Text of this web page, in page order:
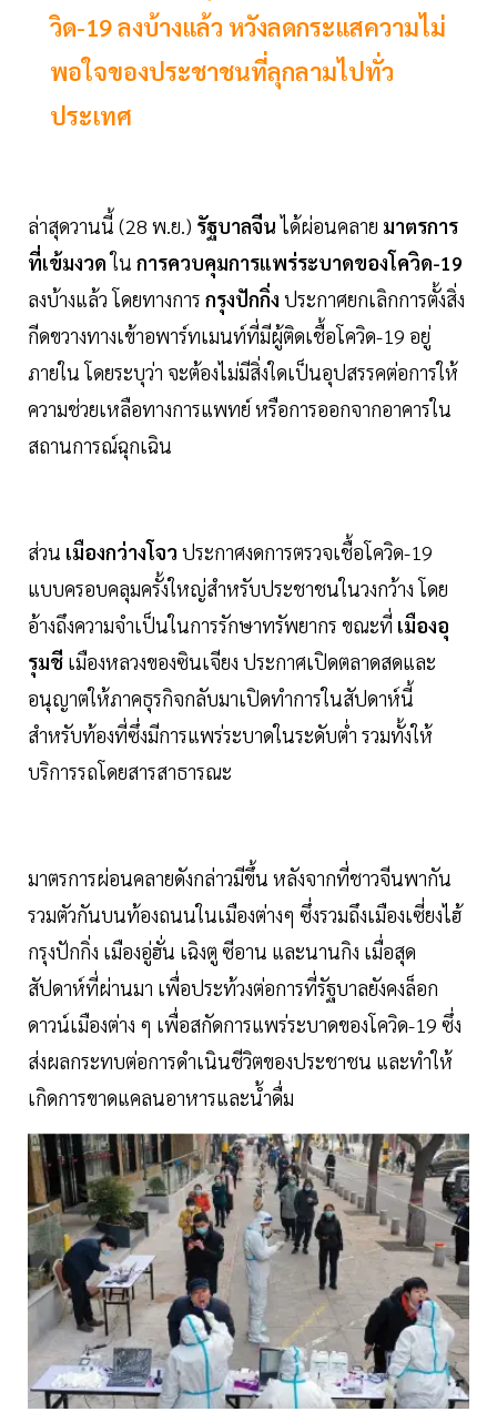
วิด-19 ลงบ้างแล้ว หวังลดกระแสความไม่
พอใจของประชาชนที่ลุกลามไปทั่ว
ประเทศ
ล่าสุดวานนี้ (28 พ.ย.) รัฐบาลจีนได้ผ่อนคลาย มาตรการ
ที่เข้มงวดใน การควบคุมการแพร่ระบาดของโควิด-19
ลงบ้างแล้ว โดยทางการ กรุงปักกิ่ง ประกาศยกเลิกการตั้งสิ่ง
กีดขวางทางเข้าอพาร์ทเมนท์ที่มีผู้ติดเชื้อโควิด-19 อยู่
ภายใน โดยระบุว่า จะต้องไม่มีสิ่งใดเป็นอุปสรรคต่อการให้
ความช่วยเหลือทางการแพทย์ หรือการออกจากอาคารใน
สถานการณ์ฉุกเฉิน
ส่วน เมืองกว่างโจว ประกาศงดการตรวจเชื้อโควิด-19
แบบครอบคลุมครั้งใหญ่สำหรับประชาชนในวงกว้าง โดย
อ้างถึงความจำเป็นในการรักษาทรัพยากร ขณะที่ เมืองอุ
รุมชี เมืองหลวงของซินเจียง ประกาศเปิดตลาดสดและ
อนุญาตให้ภาคธุรกิจกลับมาเปิดทำการในสัปดาห์นี้
สำหรับท้องที่ซึ่งมีการแพร่ระบาดในระดับต่ำ รวมทั้งให้
บริการรถโดยสารสาธารณะ
มาตรการผ่อนคลายดังกล่าวมีขึ้น หลังจากที่ชาวจีนพากัน
รวมตัวกันบนท้องถนนในเมืองต่างๆ ซึ่งรวมถึงเมืองเซี่ยงไฮ้
กรุงปักกิ่ง เมืองอู่ฮั่น เฉิงตู ซีอาน และนานกิง เมื่อสุด
สัปดาห์ที่ผ่านมา เพื่อประท้วงต่อการที่รัฐบาลยังคงล็อก
ดาวน์เมืองต่าง ๆ เพื่อสกัดการแพร่ระบาดของโควิด-19 ซึ่ง
ส่งผลกระทบต่อการดำเนินชีวิตของประชาชน และทำให้
เกิดการขาดแคลนอาหารและน้ำดื่ม